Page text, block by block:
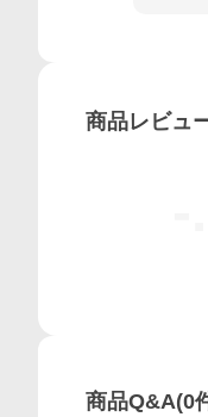
商品レビュ
商品Q&A(0